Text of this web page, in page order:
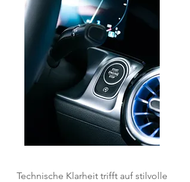
Technische Klarheit trifft auf stilvolle